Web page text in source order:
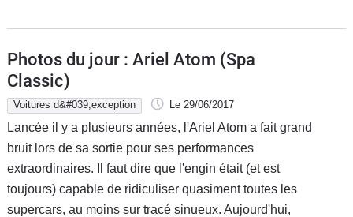
Photos du jour : Ariel Atom (Spa
Classic)
Voitures d&#039;exception Le 29/06/2017
Lancée il y a plusieurs années, l'Ariel Atom a fait grand
bruit lors de sa sortie pour ses performances
extraordinaires. Il faut dire que l'engin était (et est
toujours) capable de ridiculiser quasiment toutes les
supercars, au moins sur tracé sinueux. Aujourd'hui,